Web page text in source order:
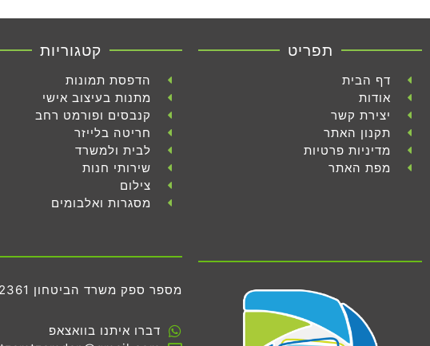
תפריט
דף הבית
אודות
יצירת קשר
תקנון האתר
מדיניות פרטיות
מפת האתר
קטגוריות
הדפסת תמונות
מתנות בעיצוב אישי
קנבסים ופורמט רחב
חריטה בלייזר
לבית ולמשרד
שירותי חנות
צילום
מסגרות ואלבומים
מספר ספק משרד הביטחון 83712361
דברו איתנו בוואצאפ